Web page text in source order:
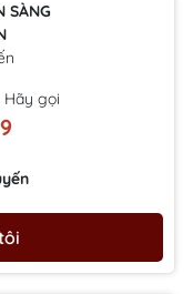
SÀNG
gọi